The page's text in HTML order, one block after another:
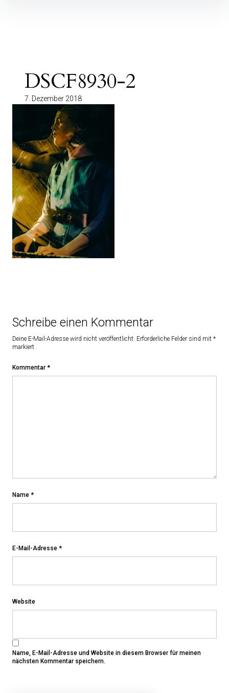
DSCF8930-2
7. Dezember 2018
Schreibe einen Kommentar
Deine E-Mail-Adresse wird nicht veröffentlicht. Erforderliche Felder sind mit *
markiert
Kommentar *
Name *
E-Mail-Adresse *
Website
Name, E-Mail-Adresse und Website in diesem Browser für meinen
nächsten Kommentar speichern.